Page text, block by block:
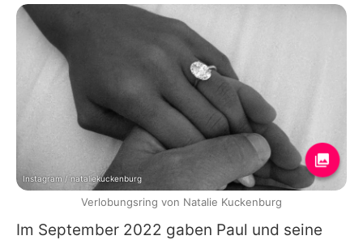
Im September 2022 gaben Paul und seine
Instagram / nataliekuckenburg
Verlobungsring von Natalie Kuckenburg